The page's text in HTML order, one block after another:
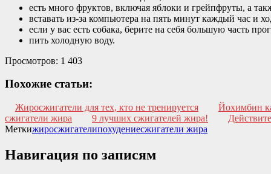
есть много фруктов, включая яблоки и грейпфруты, а
вставать из-за компьютера на пять минут каждый час и
если у вас есть собака, берите на себя большую часть
пить холодную воду.
Просмотров: 1 403
Похожие статьи:
Жиросжигатели для тех, кто не тренируется
Йохимбин
сжигатели жира
9 лучших сжигателей жира!
Меткижиросжигателипохудениесжигатели жира
Навигация по записям